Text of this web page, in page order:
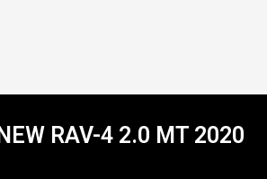
RAV-4 2.0 MT 2020